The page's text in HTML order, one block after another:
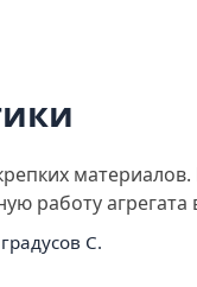
работу
C.